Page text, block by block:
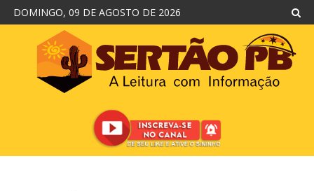
DOMINGO, 09 DE AGOSTO DE 2026